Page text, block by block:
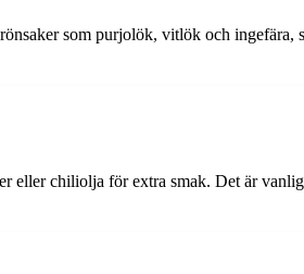
som purjolök, vitlök och ingefära,
chiliolja för extra smak. Det är